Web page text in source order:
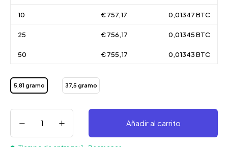
10 € 757,17 0,01347 BTC
25 € 756,17 0,01345 BTC
50 € 755,17 0,01343 BTC
5,81 gramo 37,5 gramo
Añadir al carrito